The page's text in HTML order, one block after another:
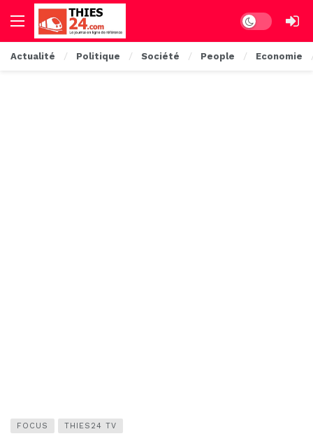
Dark mode
Actualité Politique Société People Economie
FOCUS THIES24 TV